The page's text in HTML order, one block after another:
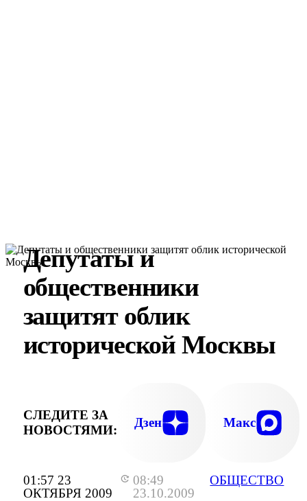
01:57 23
ОКТЯБРЯ 2009
08:49
23.10.2009
ОБЩЕСТВО
Депутаты и
общественники
защитят облик
исторической Москвы
СЛЕДИТЕ ЗА
НОВОСТЯМИ:
Дзен Макс